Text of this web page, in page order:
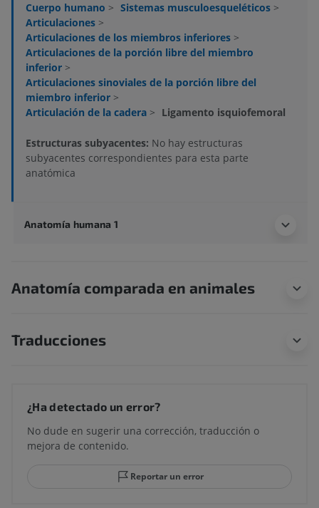
Cuerpo humano > Sistemas musculoesqueléticos >
Articulaciones >
Articulaciones de los miembros inferiores >
Articulaciones de la porción libre del miembro
inferior >
Articulaciones sinoviales de la porción libre del
miembro inferior >
Articulación de la cadera > Ligamento isquiofemoral
Estructuras subyacentes: No hay estructuras
subyacentes correspondientes para esta parte
anatómica
Anatomía humana 1
Anatomía comparada en animales
Traducciones
¿Ha detectado un error?
No dude en sugerir una corrección, traducción o
mejora de contenido.
Reportar un error